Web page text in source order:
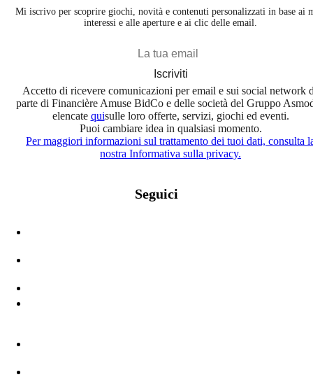
Mi iscrivo per scoprire giochi, novità e contenuti personalizzati in base ai
interessi e alle aperture e ai clic delle email.
Iscriviti
Accetto di ricevere comunicazioni per email e sui social network
parte di Financière Amuse BidCo e delle società del Gruppo
elencate quisulle loro offerte, servizi, giochi ed eventi.
Puoi cambiare idea in qualsiasi momento.
Per maggiori informazioni sul trattamento dei tuoi dati, consulta
nostra Informativa sulla privacy.
Seguici